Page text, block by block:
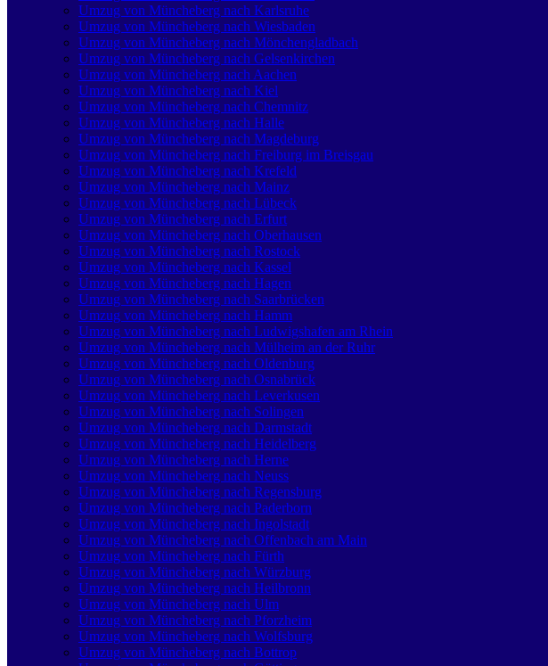
Umzug von Müncheberg nach Karlsruhe
Umzug von Müncheberg nach Wiesbaden
Umzug von Müncheberg nach Mönchen­gladbach
Umzug von Müncheberg nach Gelsenkirchen
Umzug von Müncheberg nach Aachen
Umzug von Müncheberg nach Kiel
Umzug von Müncheberg nach Chemnitz
Umzug von Müncheberg nach Halle
Umzug von Müncheberg nach Magdeburg
Umzug von Müncheberg nach Freiburg im Breisgau
Umzug von Müncheberg nach Krefeld
Umzug von Müncheberg nach Mainz
Umzug von Müncheberg nach Lübeck
Umzug von Müncheberg nach Erfurt
Umzug von Müncheberg nach Oberhausen
Umzug von Müncheberg nach Rostock
Umzug von Müncheberg nach Kassel
Umzug von Müncheberg nach Hagen
Umzug von Müncheberg nach Saarbrücken
Umzug von Müncheberg nach Hamm
Umzug von Müncheberg nach Ludwigshafen am Rhein
Umzug von Müncheberg nach Mülheim an der Ruhr
Umzug von Müncheberg nach Oldenburg
Umzug von Müncheberg nach Osnabrück
Umzug von Müncheberg nach Leverkusen
Umzug von Müncheberg nach Solingen
Umzug von Müncheberg nach Darmstadt
Umzug von Müncheberg nach Heidelberg
Umzug von Müncheberg nach Herne
Umzug von Müncheberg nach Neuss
Umzug von Müncheberg nach Regensburg
Umzug von Müncheberg nach Paderborn
Umzug von Müncheberg nach Ingolstadt
Umzug von Müncheberg nach Offenbach am Main
Umzug von Müncheberg nach Fürth
Umzug von Müncheberg nach Würzburg
Umzug von Müncheberg nach Heilbronn
Umzug von Müncheberg nach Ulm
Umzug von Müncheberg nach Pforzheim
Umzug von Müncheberg nach Wolfsburg
Umzug von Müncheberg nach Bottrop